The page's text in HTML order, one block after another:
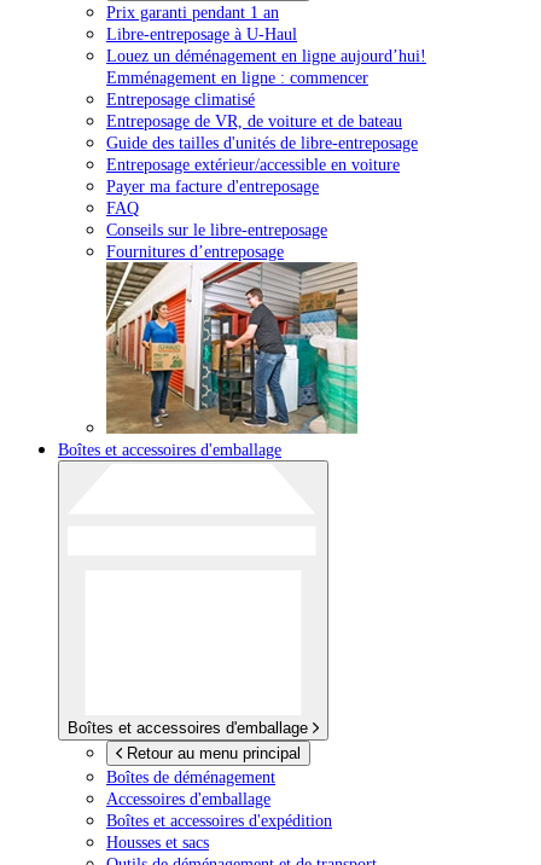
Prix garanti pendant 1 an
Libre-entreposage à U-Haul
Louez un déménagement en ligne aujourd’hui!
Emménagement en ligne : commencer
Entreposage climatisé
Entreposage de VR, de voiture et de bateau
Guide des tailles d'unités de libre-entreposage
Entreposage extérieur/accessible en voiture
Payer ma facture d'entreposage
FAQ
Conseils sur le libre-entreposage
Fournitures d’entreposage
Boîtes et accessoires d'emballage
Boîtes et accessoires d'emballage
Retour au menu principal
Boîtes de déménagement
Accessoires d'emballage
Boîtes et accessoires d'expédition
Housses et sacs